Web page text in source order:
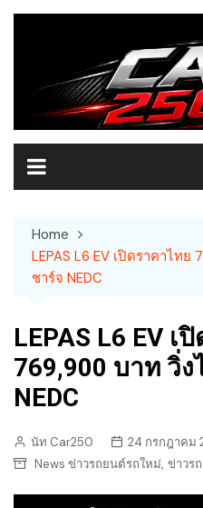
Skip
Home
LEPAS L6 EV เปิดราคาไท
ชาร์จ NEDC
LEPAS L6 EV เ
769,900 บาท วิ่
NEDC
นัท Car250
24 กรกฎาคม
News ข่าวรถยนต์รถใหม่, ข่าวรถ